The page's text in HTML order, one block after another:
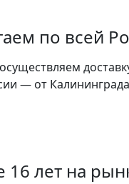
по всей
— от
16 лет на